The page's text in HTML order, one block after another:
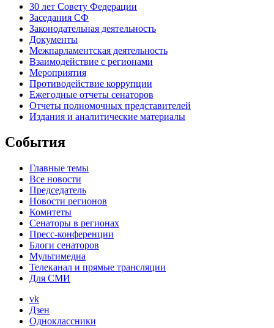
30 лет Совету Федерации
Заседания СФ
Законодательная деятельность
Документы
Межпарламентская деятельность
Взаимодействие с регионами
Мероприятия
Противодействие коррупции
Ежегодные отчеты сенаторов
Отчеты полномочных представителей
Издания и аналитические материалы
События
Главные темы
Все новости
Председатель
Новости регионов
Комитеты
Сенаторы в регионах
Пресс-конференции
Блоги сенаторов
Мультимедиа
Телеканал и прямые трансляции
Для СМИ
vk
Дзен
Одноклассники